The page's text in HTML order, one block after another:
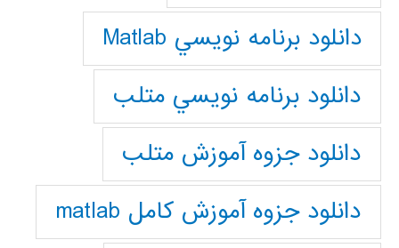
دانلود برنامه نويسي Matlab
دانلود برنامه نويسي متلب
دانلود جزوه آموزش متلب
دانلود جزوه آموزش کامل matlab